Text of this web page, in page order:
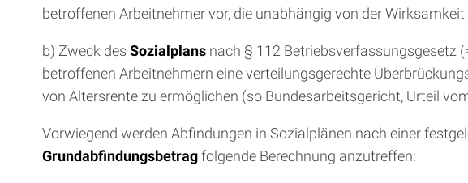
betroffenen Arbeitnehmer vor, die unabhängig von der
b) Zweck des Sozialplans nach § 112 Betriebsverfassungsgesetz
betroffenen Arbeitnehmern eine verteilungsgerechte
von Altersrente zu ermöglichen (so Bundesarbeitsgericht, Urteil
Vorwiegend werden Abfindungen in Sozialplänen nach einer
Grundabfindungsbetragfolgende Berechnung anzutreffen: